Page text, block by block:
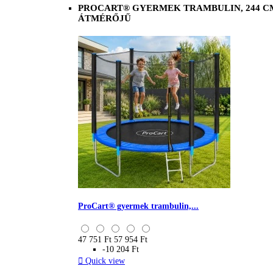
PROCART® GYERMEK TRAMBULIN, 244
ÁTMÉRŐJŰ
ProCart® gyermek trambulin,...
47 751 Ft 57 954 Ft
-10 204 Ft
 Quick view